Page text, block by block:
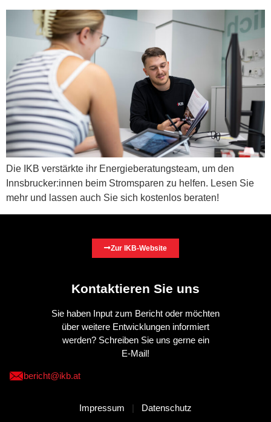
Die IKB verstärkte ihr Energieberatungsteam, um den
Innsbrucker:innen beim Stromsparen zu helfen. Lesen Sie
mehr und lassen auch Sie sich kostenlos beraten!
Zur IKB-Website
Kontaktieren Sie uns
Sie haben Input zum Bericht oder möchten
über weitere Entwicklungen informiert
werden? Schreiben Sie uns gerne ein
E-Mail!
bericht@ikb.at
Impressum | Datenschutz